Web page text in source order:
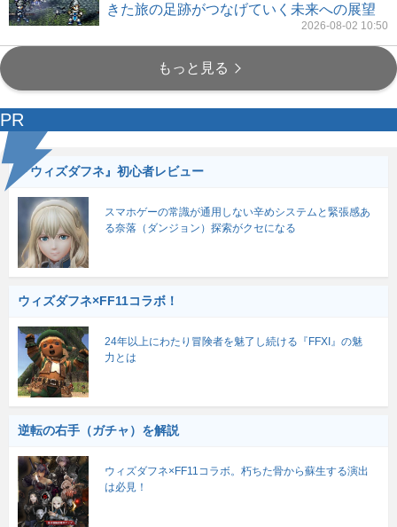
きた旅の足跡がつなげていく未来への展望
2026-08-02 10:50
もっと見る
PR
『ウィズダフネ』初心者レビュー
スマホゲーの常識が通用しない辛めシステムと緊張感あ
る奈落（ダンジョン）探索がクセになる
ウィズダフネ×FF11コラボ！
24年以上にわたり冒険者を魅了し続ける『FFXI』の魅
力とは
逆転の右手（ガチャ）を解説
ウィズダフネ×FF11コラボ。朽ちた骨から蘇生する演出
は必見！